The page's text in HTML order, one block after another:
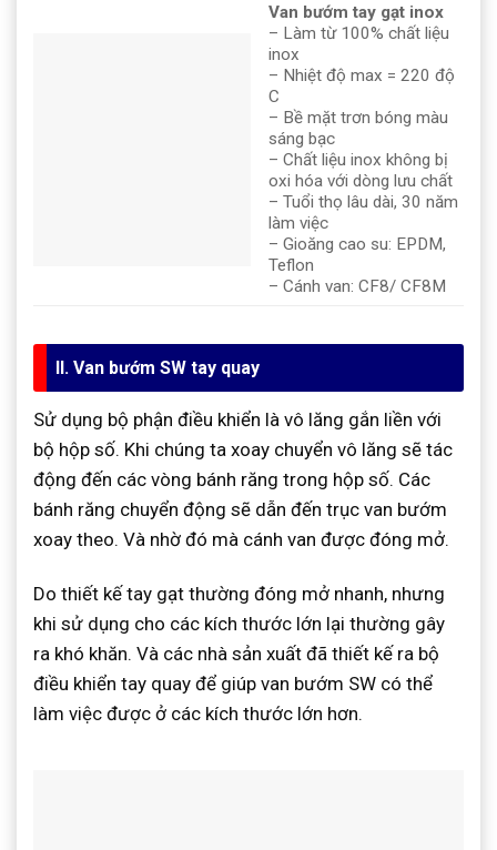
Van bướm tay gạt inox
– Làm từ 100% chất liệu
inox
– Nhiệt độ max = 220 độ
C
– Bề mặt trơn bóng màu
sáng bạc
– Chất liệu inox không bị
oxi hóa với dòng lưu chất
– Tuổi thọ lâu dài, 30 năm
làm việc
– Gioăng cao su: EPDM,
Teflon
– Cánh van: CF8/ CF8M
II. Van bướm SW tay quay
Sử dụng bộ phận điều khiển là vô lăng gắn liền với
bộ hộp số. Khi chúng ta xoay chuyển vô lăng sẽ tác
động đến các vòng bánh răng trong hộp số. Các
bánh răng chuyển động sẽ dẫn đến trục van bướm
xoay theo. Và nhờ đó mà cánh van được đóng mở.
Do thiết kế tay gạt thường đóng mở nhanh, nhưng
khi sử dụng cho các kích thước lớn lại thường gây
ra khó khăn. Và các nhà sản xuất đã thiết kế ra bộ
điều khiển tay quay để giúp van bướm SW có thể
làm việc được ở các kích thước lớn hơn.